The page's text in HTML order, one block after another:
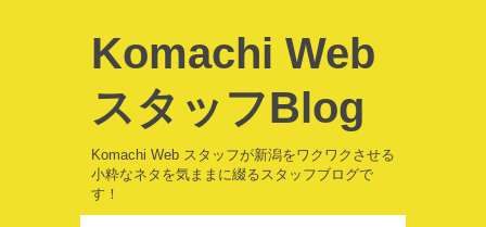
Komachi Web
スタッフBlog
Komachi Web スタッフが新潟をワクワクさせる
小粋なネタを気ままに綴るスタッフブログで
す！